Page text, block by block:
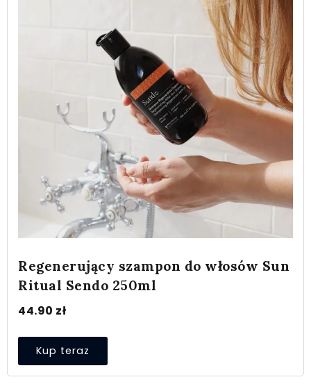
Regenerujący szampon do włosów Sun
Ritual Sendo 250ml
44.90 zł
Kup teraz